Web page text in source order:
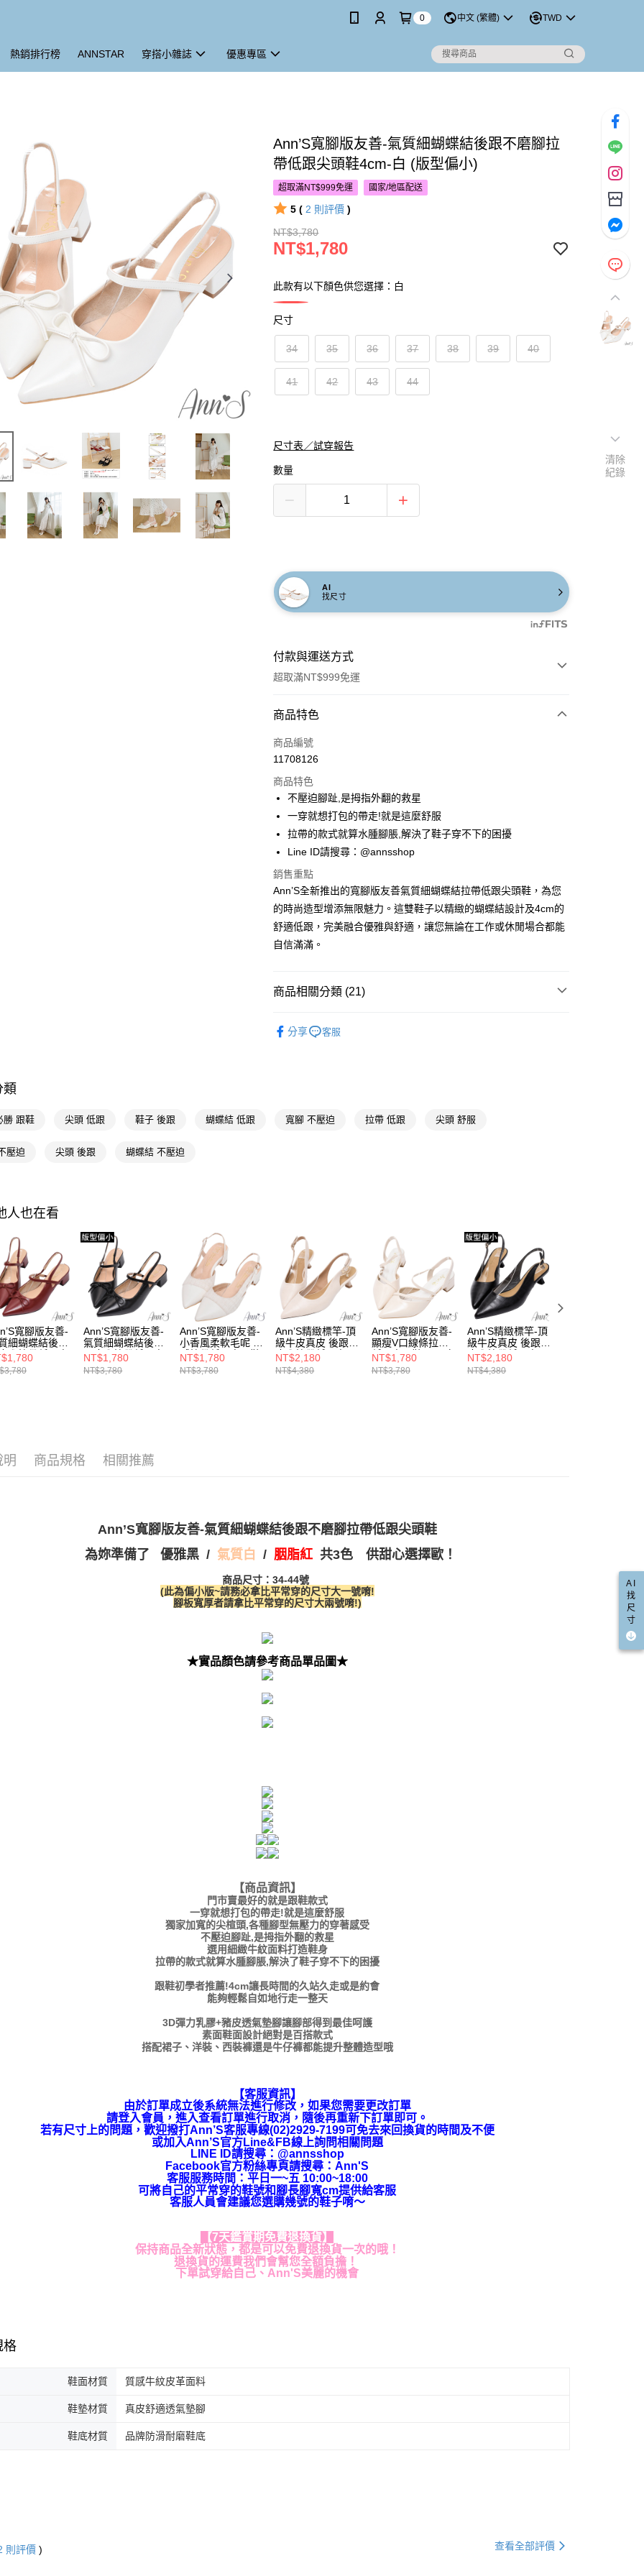
0 中文 (繁體) TWD
熱銷排行榜 ANNSTAR 穿搭小雜誌 優惠專區
Ann’S寬腳版友善-氣質細蝴蝶結後跟不磨腳拉
帶低跟尖頭鞋4cm-白 (版型偏小)
超取滿NT$999免運 國家/地區配送
5 ( 2 則評價 )
NT$3,780
NT$1,780
此款有以下顏色供您選擇：白
尺寸
34 35 36 37 38 39 40
41 42 43 44
尺寸表／試穿報告
數量
AI
找尺寸
付款與運送方式
超取滿NT$999免運
付款方式
信用卡一次付款
3 期 0 利率 每期 NT$593
合作金庫商業銀行
第一商業銀行
華南商業銀行
彰化商業銀行
國泰世華商業銀行
臺灣中小企業銀行
匯豐（台灣）商業銀行
華泰商業銀行
聯邦商業銀行
遠東國際商業銀行
玉山商業銀行
星展（台灣）商業銀行
台新國際商業銀行
6 期 0 利率 每期NT$296
合作金庫商業銀行
第一商業銀行
華南商業銀行
國泰世華商業銀行
臺灣中小企業銀行
台中商業銀行
匯豐（台灣）商業銀行
華泰商業銀行
聯邦商業銀行
遠東國際商業銀行
元大商業銀行
台灣樂天信用卡公司
購物金
LINE Pay
街口支付
Google Pay
全支付
流程，驗證手機門號後，選擇欲分期的期數、繳款截止日，確認付款後即
2.透過簡訊連結打開帳單後，可選擇「超商條碼／台灣大直營門市／銀行轉
帳／街口支付／iPASS MONEY」等通路繳費。
【注意事項】
1.本服務係由「台灣大哥大股份有限公司」（以下簡稱本公司）所提供，讓
用戶於交易時，得透過本服務購買商品或服務，並由商店將買賣／分期付
款買賣價金債權讓與本公司後，依約使用本公司帳單繳交帳款。
2.基於同意付款使用「大哥付你分期」之契約關係目的，商店將以您的個人
資料（包含姓名、電話或地址）提供予台灣大哥大進項蒐集、處理及利
用，由本公司與您本人進行分期帳單所需資料之確認、核對及更正。
3.完整用戶服務條款，請詳閱以下連結：
https://oppay.tw/userRule
【關於「AFTEE先享後付」】
付」結帳頁面，進行簡訊認證並確認金額後，即可完成結帳。
２．訂單成立數日內，您將收到繳費通知簡訊。
３．收到繳費通知簡訊後14天內，點擊此簡訊中的連結，可透過四大超商
／ATM／網路銀行／等多元方式進行付款，方視為交易完成。
※ 請注意：結帳手續完成當下不需立刻繳費，但若您需要取消訂單，請聯
絡購買商品的店家。未經商家同意取消之訂單仍視為有效，需透過AFTEE
先享後付繳納相關費用。
※ 交易是否成功請以「AFTEE先享後付 」之結帳頁面顯示為準，若有關於
是否繳費成功／繳費後需取消欲退款等相關疑問，請聯繫「AFTEE先享後
付客戶支援中心」
https://netprotections.freshdesk.com/support/home
結果請求用戶進行身份認證。
５．嚴禁一人註冊多個帳號或使用他人資訊註冊。若發現惡意使用之情
形，恩沛科技股份有限公司將有權停止該用戶之使用額度並採取法律行
動。
付款後全家取貨
每筆NT$100，滿NT$999(含以上)免運費
萊爾富付款取貨
每筆NT$100，滿NT$999(含以上)免運費
付款後萊爾富取貨
每筆NT$100，滿NT$999(含以上)免運費
國家/地區配送(非順豐配送，勿填寫順豐智能櫃地址)
國家/地區配送(限中國大陸地區)
商品特色
商品編號
11708126
商品特色
不壓迫腳趾,是拇指外翻的救星
一穿就想打包的帶走!就是這麼舒服
拉帶的款式就算水腫腳脹,解決了鞋子穿不下的困擾
Line ID請搜尋：@annsshop
銷售重點
Ann’S全新推出的寬腳版友善氣質細蝴蝶結拉帶低跟尖頭鞋，為您
的時尚造型增添無限魅力。這雙鞋子以精緻的蝴蝶結設計及4cm的
舒適低跟，完美融合優雅與舒適，讓您無論在工作或休閒場合都能
自信滿滿。
商品相關分類 (21)
選顏色 純白
本月主題推薦 ⭕希臘腳磨腳王安妹清單
選腳型 希臘腳
選腳型 拇指外翻
選機能 💕前掌乳棉系列
選材質 合成皮
海外港澳直送專區
分享 客服
類
勝 跟鞋 尖頭 低跟 鞋子 後跟 蝴蝶結 低跟 寬腳 不壓迫 拉帶 低跟 尖頭 舒服
壓迫 尖頭 後跟 蝴蝶結 不壓迫
人也在看
寬腳版友善-
細蝴蝶結後跟
腳拉帶低跟尖
4cm-酒紅 (版
小)
Ann’S寬腳版友善-
氣質細蝴蝶結後跟
不磨腳拉帶低跟尖
頭鞋4cm-黑 (版型
偏小)
NT$1,780
NT$3,780
Ann’S寬腳版友善-
小香風柔軟毛呢 性
感拉帶低跟尖頭鞋
4cm-白
NT$1,780
NT$3,780
Ann’S精緻標竿-頂
級牛皮真皮 後跟不
磨腳拉帶低跟尖頭
鞋4cm-米白 (版型
偏小)
NT$2,180
NT$4,380
Ann’S寬腳版友善-
顯瘦V口線條拉帶
低跟尖頭鞋4cm-白
NT$1,780
NT$3,780
Ann’S精緻標竿-頂
級牛皮真皮 後跟不
磨腳拉帶低跟尖頭
鞋4cm-黑 (版型偏
小)
NT$2,180
NT$4,380
明 商品規格 相關推薦
Ann’S寬腳版友善-氣質細蝴蝶結後跟不磨腳拉帶低跟尖頭鞋
為妳準備了
優雅黑 / 氣質白 / 胭脂紅 共3色 供甜心選擇歐！
商品尺寸：34-44號
(此為偏小版~請務必拿比平常穿的尺寸大一號唷!
腳板寬厚者請拿比平常穿的尺寸大兩號唷!)
★實品顏色請參考商品單品圖★
【商品資訊】
門市賣最好的就是跟鞋款式
一穿就想打包的帶走!就是這麼舒服
獨家加寬的尖楦頭,各種腳型無壓力的穿著感受
不壓迫腳趾,是拇指外翻的救星
選用細緻牛紋面料打造鞋身
拉帶的款式就算水腫腳脹,解決了鞋子穿不下的困擾
跟鞋初學者推薦!4cm讓長時間的久站久走或是約會
能夠輕鬆自如地行走一整天
3D彈力乳膠+豬皮透氣墊腳讓腳部得到最佳呵護
素面鞋面設計絕對是百搭款式
搭配裙子、洋裝、西裝褲還是牛仔褲都能提升整體造型哦
【客服資訊】
由於訂單成立後系統無法進行修改，如果您需要更改訂單
請登入會員，進入查看訂單進行取消，隨後再重新下訂單即可。
若有尺寸上的問題，歡迎撥打Ann’S客服專線(02)2929-7199可免去來回換貨的時間及不便
或加入Ann’S官方Line&FB線上詢問相關問題
LINE ID請搜尋： @annsshop
Facebook官方粉絲專頁請搜尋：Ann'S
客服服務時間：平日一~五 10:00~18:00
可將自己的平常穿的鞋號和腳長腳寬cm提供給客服
客服人員會建議您選購幾號的鞋子唷～
【7天鑑賞期免費退換貨】
保持商品全新狀態，都是可以免費退換貨一次的哦！
退換貨的運費我們會幫您全額負擔！
下單試穿給自己、Ann'S美麗的機會
格
鞋面材質 質感牛紋皮革面料
鞋墊材質 真皮舒適透氣墊腳
鞋底材質 品牌防滑耐磨鞋底
則評價 ) 查看全部評價
清除
紀錄
AI
找
尺
寸